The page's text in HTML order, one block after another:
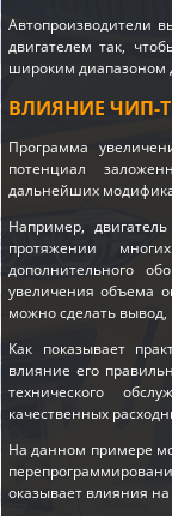
Автопроизводители
двигателем так,
широким диапазоном
ВЛИЯНИЕ ЧИП-
Программа
потенциал
дальнейших
Например,
протяжении
дополнительного
увеличения объема
можно сделать вывод,
Как показывает
влияние его
технического
качественных
На данном примере
оказывает влияния на